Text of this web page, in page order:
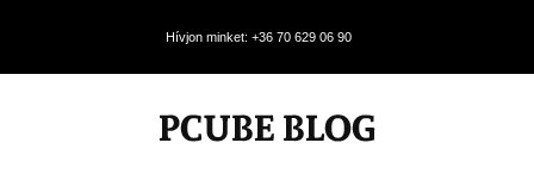
Hívjon minket: +36 70 629 06 90